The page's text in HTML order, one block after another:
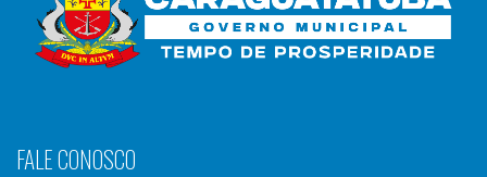
FALE CONOSCO